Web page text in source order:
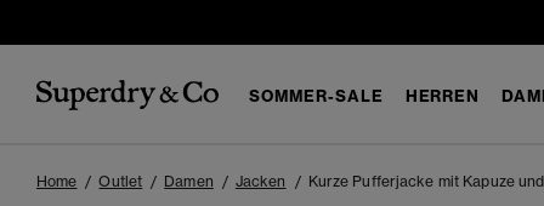
SOMMER-SALE HERREN
Home Outlet Damen Jacken Kurze Pufferjacke mit Kapuze